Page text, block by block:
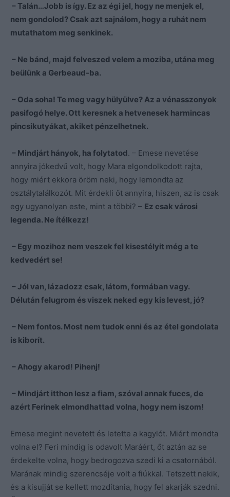
– Talán…Jobb is így. Ez az égi jel, hogy ne menjek el,
nem gondolod? Csak azt sajnálom, hogy a ruhát nem
mutathatom meg senkinek.
– Ne bánd, majd felveszed velem a moziba, utána meg
beülünk a Gerbeaud-ba.
– Oda soha! Te meg vagy hülyülve? Az a vénasszonyok
pasifogó helye. Ott keresnek a hetvenesek harmincas
pincsikutyákat, akiket pénzelhetnek.
– Mindjárt hányok, ha folytatod. – Emese nevetése
annyira jókedvű volt, hogy Mara elgondolkodott rajta,
hogy miért ekkora öröm neki, hogy lemondta az
osztálytalálkozót. Mit érdekli őt annyira, hiszen, az is csak
egy ugyanolyan este, mint a többi? – Ez csak városi
legenda. Ne ítélkezz!
– Egy mozihoz nem veszek fel kisestélyit még a te
kedvedért se!
– Jól van, lázadozz csak, látom, formában vagy.
Délután felugrom és viszek neked egy kis levest, jó?
– Nem fontos. Most nem tudok enni és az étel gondolata
is kiborít.
– Ahogy akarod! Pihenj!
– Mindjárt itthon lesz a fiam, szóval annak fuccs, de
azért Ferinek elmondhattad volna, hogy nem iszom!
Emese megint nevetett és letette a kagylót. Miért mondta
volna el? Feri mindig is odavolt Maráért, őt aztán az se
érdekelte volna, hogy bedrogozva szedi ki a csatornából.
Marának mindig szerencséje volt a fiúkkal. Tetszett nekik,
és a kisujját se kellett mozdítania, hogy fel akarják szedni.